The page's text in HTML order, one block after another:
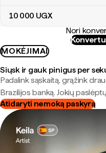
10 000 UGX
Nori
MOKĖJIMAI
Siųsk ir gauk pinigus per
Padalink sąskaitą, grąžink
Brazilijos banką. Jokių
Atidaryti nemoką paskyrą